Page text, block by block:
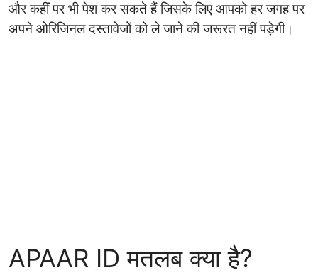
और कहीं पर भी पेश कर सकते हैं जिसके लिए आपको हर जगह पर
अपने ओरिजिनल दस्तावेजों को ले जाने की जरूरत नहीं पड़ेगी।
APAAR ID मतलब क्या है?